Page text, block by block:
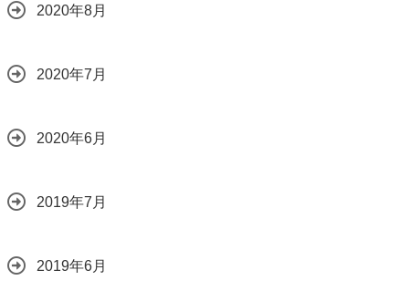
2020年8月
2020年7月
2020年6月
2019年7月
2019年6月